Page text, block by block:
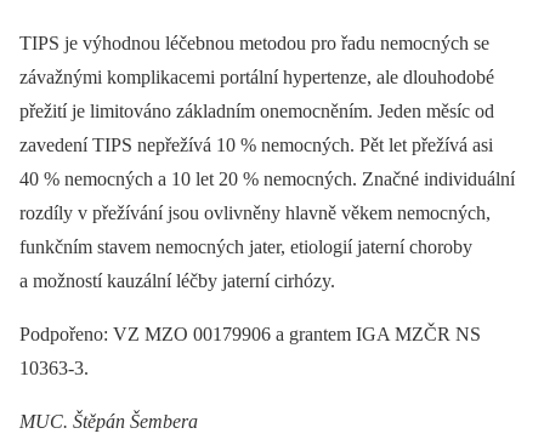
TIPS je výhodnou léčebnou metodou pro řadu nemocných se
závažnými komplikacemi portální hypertenze, ale dlouhodobé
přežití je limitováno základním onemocněním. Jeden měsíc od
zavedení TIPS nepřežívá 10 % nemocných. Pět let přežívá asi
40 % nemocných a 10 let 20 % nemocných. Značné individuální
rozdíly v přežívání jsou ovlivněny hlavně věkem nemocných,
funkčním stavem nemocných jater, etiologií jaterní choroby
a možností kauzální léčby jaterní cirhózy.
Podpořeno: VZ MZO 00179906 a grantem IGA MZČR NS
10363-3.
MUC. Štěpán Šembera